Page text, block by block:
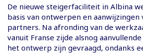
De nieuwe steigerfaciliteit in Albina
basis van ontwerpen en aanwijzingen
partners. Na afronding van de
vanuit Franse zijde alsnog
het ontwerp zijn gevraagd, ondanks